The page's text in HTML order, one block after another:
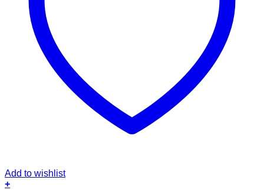
Add to wishlist
+